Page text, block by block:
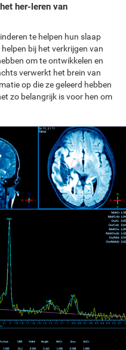
her-leren van
te helpen hun slaap
bij het verkrijgen van
om te ontwikkelen en
verwerkt het brein van
op die ze geleerd hebben
zo belangrijk is voor hen om